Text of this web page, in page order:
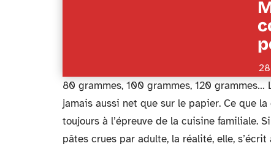
80 grammes, 100 grammes, 120
jamais aussi net que sur le papier. Ce que
toujours à l’épreuve de la cuisine familiale.
pâtes crues par adulte, la réalité, elle,